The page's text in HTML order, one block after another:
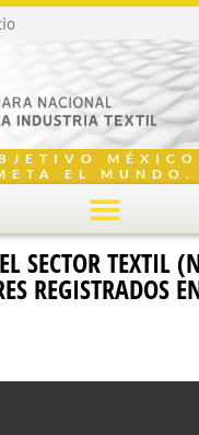
EL MUNDO.
SECTOR TEXTIL
REGISTRADOS